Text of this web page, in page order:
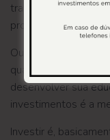
tranquilidade hoje.
promovem tais
Ou seja, você
qualidade e conforto
desenvolver sua
investimentos é a
Investir é,